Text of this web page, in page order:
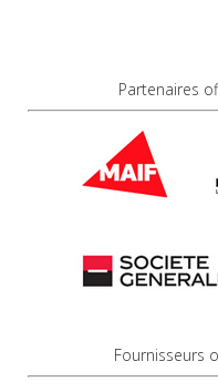
Partenaires
Fournisseurs